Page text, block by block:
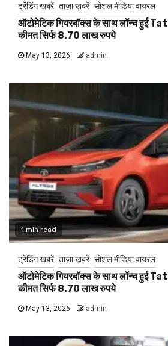
ट्रेंडिंग खबरें ताज़ा ख़बरें सोशल मीडिया वायरल
ऑटोमेटिक गियरबॉक्स के साथ लॉन्च हुई
कीमत सिर्फ 8.70 लाख रुपये
May 13, 2026 admin
1 min read
ट्रेंडिंग खबरें ताज़ा ख़बरें सोशल मीडिया वायरल
ऑटोमेटिक गियरबॉक्स के साथ लॉन्च हुई
कीमत सिर्फ 8.70 लाख रुपये
May 13, 2026 admin